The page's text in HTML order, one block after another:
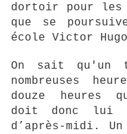
dortoir pour les
que se
école Victor
On sait qu'un
nombreuses
douze heures
doit donc lui
d’après-midi.